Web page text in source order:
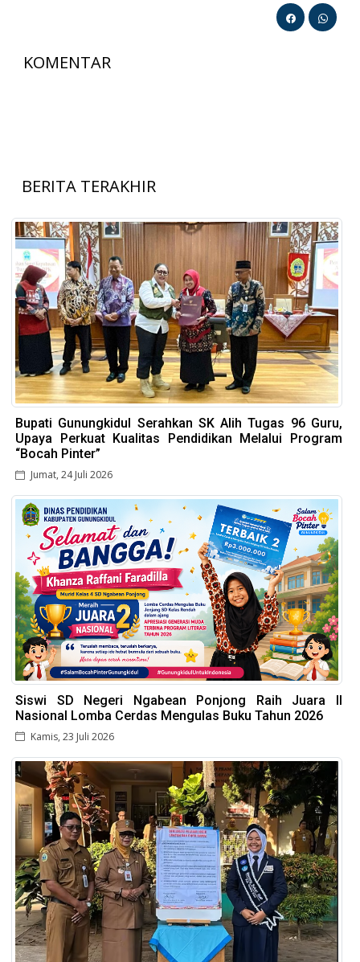
KOMENTAR
BERITA TERAKHIR
Bupati Gunungkidul Serahkan SK Alih Tugas 96 Guru,
Upaya Perkuat Kualitas Pendidikan Melalui Program
“Bocah Pinter”
Jumat, 24 Juli 2026
Siswi SD Negeri Ngabean Ponjong Raih Juara II
Nasional Lomba Cerdas Mengulas Buku Tahun 2026
Kamis, 23 Juli 2026